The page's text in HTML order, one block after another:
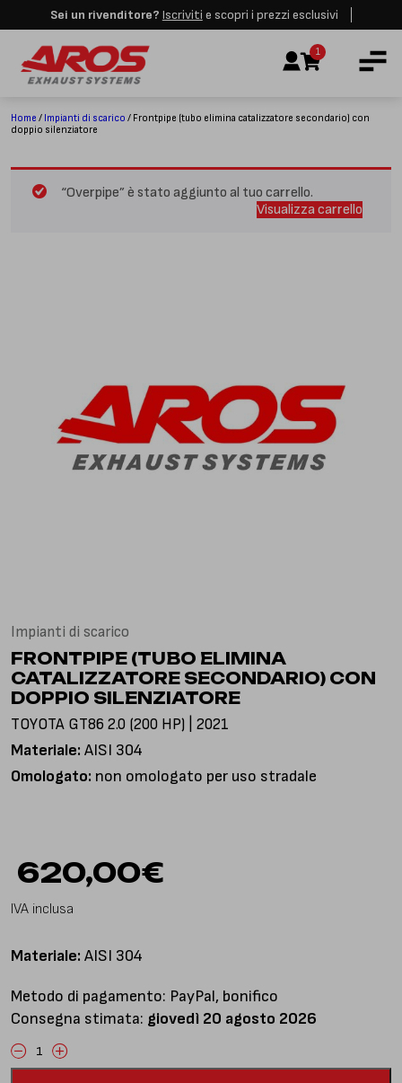
Sei un rivenditore? Iscriviti e scopri i prezzi esclusivi
IMPIANTI DI SCARICO
LAVORA CON NOI
Via Gioacchino Rossini, 18
25050 Pian Camuno BS, Italia
1
Home / Impianti di scarico / Frontpipe (tubo elimina catalizzatore secondario) con
doppio silenziatore
“Overpipe” è stato aggiunto al tuo carrello.
Visualizza carrello
Impianti di scarico
FRONTPIPE (TUBO ELIMINA
CATALIZZATORE SECONDARIO) CON
DOPPIO SILENZIATORE
TOYOTA GT86 2.0 (200 HP) | 2021
Materiale: AISI 304
Omologato: non omologato per uso stradale
€
620,00
IVA inclusa
Materiale: AISI 304
Metodo di pagamento: PayPal, bonifico
Consegna stimata: giovedì 20 agosto 2026
Frontpipe
Aros rimarrà chiusa per le festività dall'8 al 23 Agosto. I nuovi ordini
Ignora